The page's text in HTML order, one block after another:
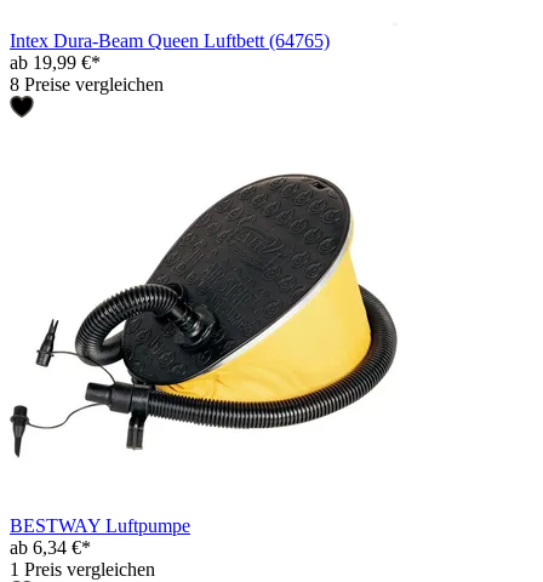
Intex Dura-Beam Queen Luftbett (64765)
ab 19,99 €*
8 Preise vergleichen
BESTWAY Luftpumpe
ab 6,34 €*
1 Preis vergleichen